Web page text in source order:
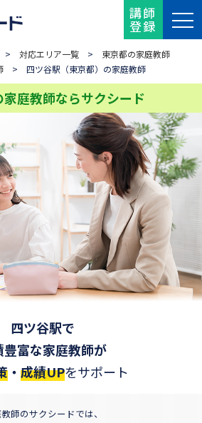
講師
登録
> 対応エリア一覧 > 東京都の家庭教師
> 四ツ谷駅（東京都）の家庭教師
庭教師ならサクシード
四ツ谷駅で
豊富な家庭教師が
・ 成績UPをサポート
師のサクシードでは、